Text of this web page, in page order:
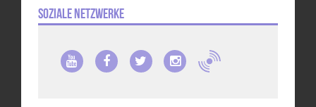
Soziale Netzwerke